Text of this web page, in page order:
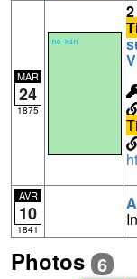
MAR
24
1875
2
AVR
10
1841
Photos 6